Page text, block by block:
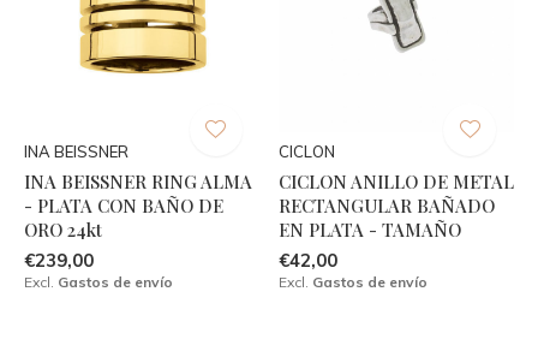
INA BEISSNER
INA BEISSNER RING ALMA
- PLATA CON BAÑO DE
ORO 24kt
€239,00
Excl. Gastos de envío
CICLON
CICLON ANILLO DE METAL
RECTANGULAR BAÑADO
EN PLATA - TAMAÑO
€42,00
Excl. Gastos de envío